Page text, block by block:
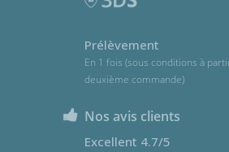
Prélèvement
En 1 fois (sous conditions à
deuxième commande)
Nos avis clients
Excellent 4.7/5